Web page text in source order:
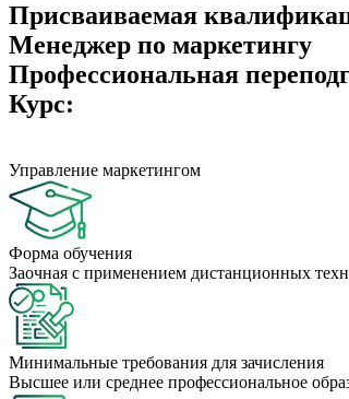
Присваиваемая
Менеджер по маркетингу
Профессиональная
Курс:
Управление маркетингом
Форма обучения
Заочная с применением дистанционных
Минимальные требования для зачисления
Высшее или среднее профессиональное